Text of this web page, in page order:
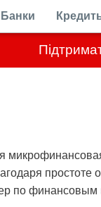
Банки
по финансовым